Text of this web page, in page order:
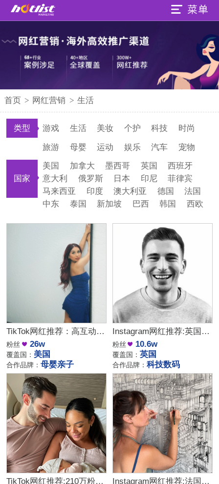
首页 > 网红营销 > 生活
类型 游戏 生活 美妆 个护 科技 时尚
旅游 母婴 运动 娱乐 汽车 宠物
国家
美国 加拿大 墨西哥 英国
西班牙
意大利
俄罗斯 日本 印尼
菲律宾
马来西亚
印度 澳大利亚 德国
法国
中东
泰国 新加坡 巴西 韩国 西欧
TikTok网红推荐：高互动率的美国母婴红人合作资源
粉丝 26w
覆盖国： 美国
合作品牌：母婴亲子
Instagram网红推荐:英国科技数码与生活家居博主
粉丝 10.6w
覆盖国：英国
合作品牌：科技数码
TikTok网红推荐:210万粉丝的美国家庭娱乐类kol达人 Instagram网红推荐:法国艺术绘画类海外kol达人